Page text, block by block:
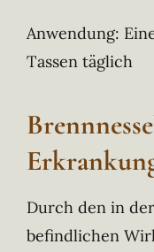
Anwendung:
Tassen täglich
Durch den in
befindlichen